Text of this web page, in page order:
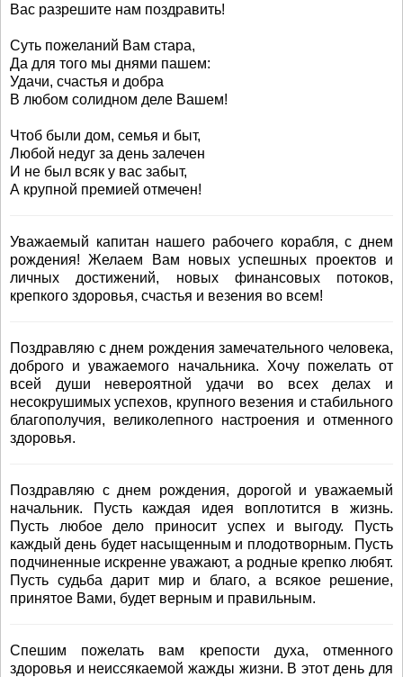
Вас разрешите нам поздравить!
Суть пожеланий Вам стара,
Да для того мы днями пашем:
Удачи, счастья и добра
В любом солидном деле Вашем!
Чтоб были дом, семья и быт,
Любой недуг за день залечен
И не был всяк у вас забыт,
А крупной премией отмечен!
Уважаемый капитан нашего рабочего корабля, с днем
рождения! Желаем Вам новых успешных проектов и
личных достижений, новых финансовых потоков,
крепкого здоровья, счастья и везения во всем!
Поздравляю с днем рождения замечательного человека,
доброго и уважаемого начальника. Хочу пожелать от
всей души невероятной удачи во всех делах и
несокрушимых успехов, крупного везения и стабильного
благополучия, великолепного настроения и отменного
здоровья.
Поздравляю с днем рождения, дорогой и уважаемый
начальник. Пусть каждая идея воплотится в жизнь.
Пусть любое дело приносит успех и выгоду. Пусть
каждый день будет насыщенным и плодотворным. Пусть
подчиненные искренне уважают, а родные крепко любят.
Пусть судьба дарит мир и благо, а всякое решение,
принятое Вами, будет верным и правильным.
Спешим пожелать вам крепости духа, отменного
здоровья и неиссякаемой жажды жизни. В этот день для